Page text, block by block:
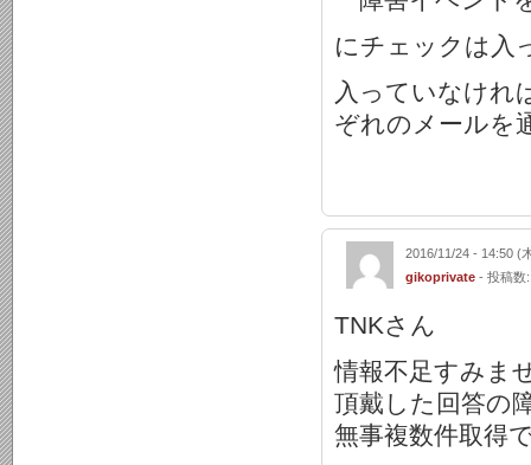
にチェックは入
入っていなけれ
ぞれのメールを
2016/11/24 - 14:50 (
gikoprivate - 投稿数
TNKさん
情報不足すみま
頂戴した回答の
無事複数件取得